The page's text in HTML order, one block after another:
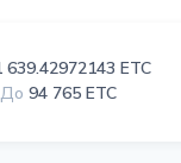
639.42972143 ETC
До 94 765 ETC